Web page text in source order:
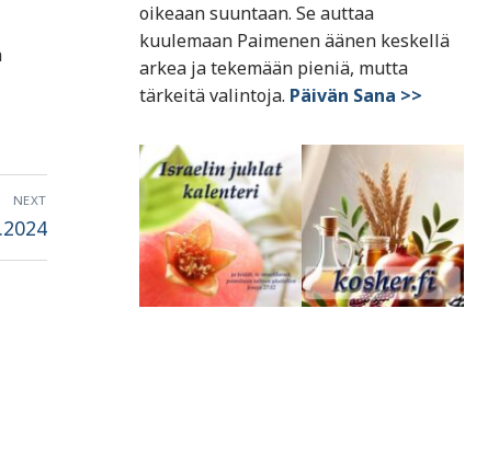
NEXT
oikeaan suuntaan. Se auttaa
kuulemaan Paimenen äänen keskellä
arkea ja tekemään pieniä, mutta
tärkeitä valintoja. Päivän Sana >>